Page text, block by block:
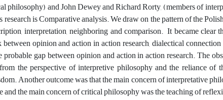
philosophy) and John Dewey and Richard Rorty, (members of
research is Comparative analysis. We draw on the pattern of the
interpretation, neighboring and comparison. It became clear
opinion and action in action research, dialectical
gap between opinion and action in action research. The
the perspective of interpretive philosophy and the reliance of
Another outcome was that the main concern of interpretative
and the main concern of critical philosophy was the teaching of